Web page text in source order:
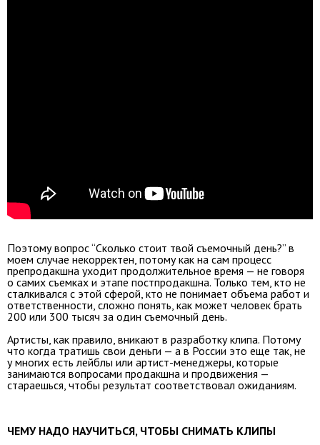
Поэтому вопрос “Сколько стоит твой съемочный день?” в
моем случае некорректен, потому как на сам процесс
препродакшна уходит продолжительное время — не говоря
о самих съемках и этапе постпродакшна. Только тем, кто не
сталкивался с этой сферой, кто не понимает объема работ и
ответственности, сложно понять, как может человек брать
200 или 300 тысяч за один съемочный день.
Артисты, как правило, вникают в разработку клипа. Потому
что когда тратишь свои деньги — а в России это еще так, не
у многих есть лейблы или артист-менеджеры, которые
занимаются вопросами продакшна и продвижения —
стараешься, чтобы результат соответствовал ожиданиям.
ЧЕМУ НАДО НАУЧИТЬСЯ, ЧТОБЫ СНИМАТЬ КЛИПЫ